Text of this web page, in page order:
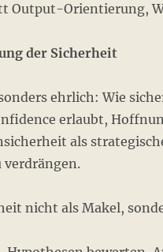
Output-Orientierung,
der Sicherheit
ehrlich: Wie
erlaubt,
als
nicht als Makel,